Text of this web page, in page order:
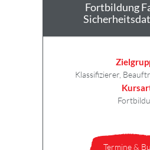
Fortbildung
Klassifizierer,
Termine &